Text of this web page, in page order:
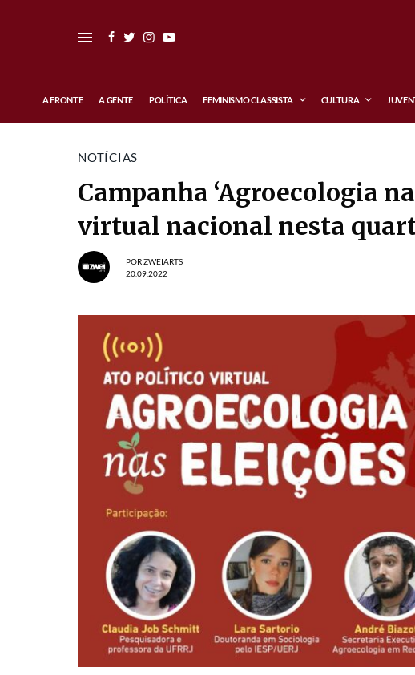
A FRONTE A GENTE POLÍTICA FEMINISMO CLASSISTA CULTURA
NOTÍCIAS
Campanha ‘Agroecologia
virtual nacional nesta
PORZWEIARTS
20.09.2022